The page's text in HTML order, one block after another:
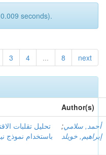
seconds).
3 4 ... 8 next
Author(s)
تحليل تقلبات
أحمد, سلامي;
إبراهيم, خويلد